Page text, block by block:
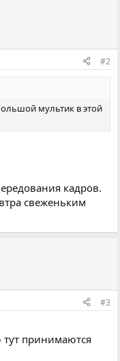
#2
мультик в этой
кадров.
свеженьким
#3
тут принимаются